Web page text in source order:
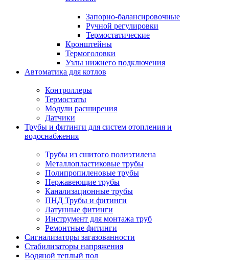
Запорно-балансировочные
Ручной регулировки
Термостатические
Кронштейны
Термоголовки
Узлы нижнего подключения
Автоматика для котлов
Контроллеры
Термостаты
Модули расширения
Датчики
Трубы и фитинги для систем отопления и
водоснабжения
Трубы из сшитого полиэтилена
Металлопластиковые трубы
Полипропиленовые трубы
Нержавеющие трубы
Канализационные трубы
ПНД Трубы и фитинги
Латунные фитинги
Инструмент для монтажа труб
Ремонтные фитинги
Сигнализаторы загазованности
Стабилизаторы напряжения
Водяной теплый пол